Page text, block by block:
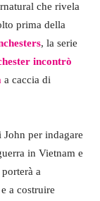
che rivela
prima della
, la serie
incontrò
a caccia di
per indagare
in Vietnam e
a
a costruire